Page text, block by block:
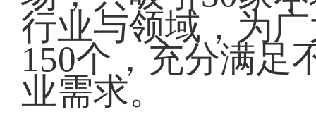
行业与领域，为
150个，充分满足
业需求。